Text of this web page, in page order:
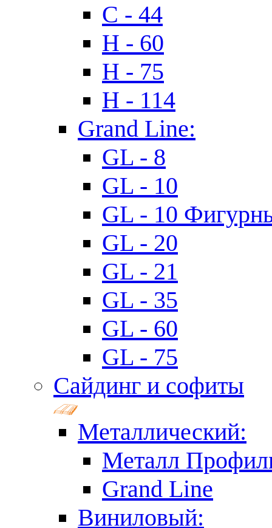
C - 44
H - 60
H - 75
H - 114
Grand Line:
GL - 8
GL - 10
GL - 10
GL - 20
GL - 21
GL - 35
GL - 60
GL - 75
Сайдинг и софиты
Металлический:
Металл
Grand Line
Виниловый: